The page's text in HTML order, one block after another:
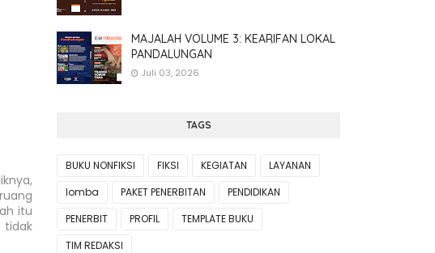
itu
tidak
MAJALAH VOLUME 3: KEARIFAN LOKAL
PANDALUNGAN
Juli 03, 2026
TAGS
BUKU NONFIKSI FIKSI KEGIATAN
LAYANAN
lomba
PAKET PENERBITAN
PENDIDIKAN
PENERBIT
PROFIL
TEMPLATE BUKU
TIM REDAKSI